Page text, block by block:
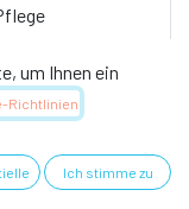
Pflege
mit
um Ihnen ein
Richtlinien
Ich stimme zu